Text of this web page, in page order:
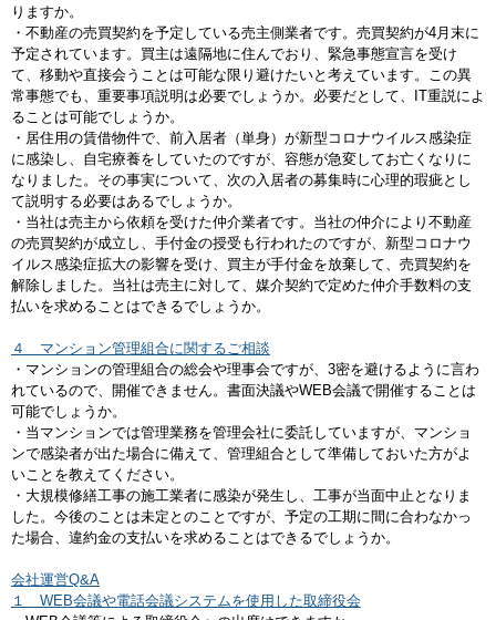
りますか。
・不動産の売買契約を予定している売主側業者です。売買契約が4月末に
予定されています。買主は遠隔地に住んでおり、緊急事態宣言を受け
て、移動や直接会うことは可能な限り避けたいと考えています。この異
常事態でも、重要事項説明は必要でしょうか。必要だとして、IT重説によ
ることは可能でしょうか。
・居住用の賃借物件で、前入居者（単身）が新型コロナウイルス感染症
に感染し、自宅療養をしていたのですが、容態が急変してお亡くなりに
なりました。その事実について、次の入居者の募集時に心理的瑕疵とし
て説明する必要はあるでしょうか。
・当社は売主から依頼を受けた仲介業者です。当社の仲介により不動産
の売買契約が成立し、手付金の授受も行われたのですが、新型コロナウ
イルス感染症拡大の影響を受け、買主が手付金を放棄して、売買契約を
解除しました。当社は売主に対して、媒介契約で定めた仲介手数料の支
払いを求めることはできるでしょうか。
４ マンション管理組合に関するご相談
・マンションの管理組合の総会や理事会ですが、3密を避けるように言わ
れているので、開催できません。書面決議やWEB会議で開催することは
可能でしょうか。
・当マンションでは管理業務を管理会社に委託していますが、マンショ
ンで感染者が出た場合に備えて、管理組合として準備しておいた方がよ
いことを教えてください。
・大規模修繕工事の施工業者に感染が発生し、工事が当面中止となりま
した。今後のことは未定とのことですが、予定の工期に間に合わなかっ
た場合、違約金の支払いを求めることはできるでしょうか。
会社運営Q&A
１ WEB会議や電話会議システムを使用した取締役会